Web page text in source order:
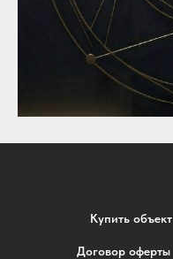
Купить объект
Договор оферты